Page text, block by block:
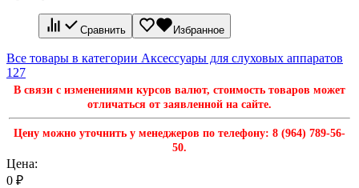
Сравнить Избранное
Все товары в категории Аксессуары для слуховых аппаратов
127
В связи с изменениями курсов валют, стоимость товаров может
отличаться от заявленной на сайте.
Цену можно уточнить у менеджеров по телефону: 8 (964) 789-56-
50.
Цена:
0 ₽